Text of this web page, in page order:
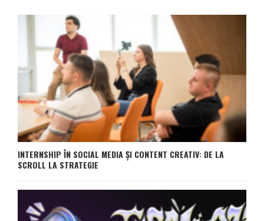
INTERNSHIP ÎN SOCIAL MEDIA ȘI CONTENT CREATIV: DE LA
SCROLL LA STRATEGIE